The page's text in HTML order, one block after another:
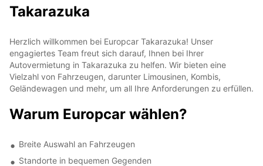
Takarazuka
Herzlich willkommen bei Europcar Takarazuka! Unser
engagiertes Team freut sich darauf, Ihnen bei Ihrer
Autovermietung in Takarazuka zu helfen. Wir bieten eine
Vielzahl von Fahrzeugen, darunter Limousinen, Kombis,
Geländewagen und mehr, um all Ihre Anforderungen zu erfüllen.
Warum Europcar wählen?
Breite Auswahl an Fahrzeugen
Standorte in bequemen Gegenden